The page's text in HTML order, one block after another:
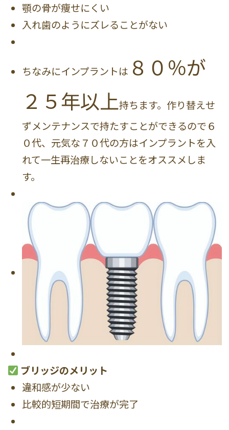
顎の骨が痩せにくい
入れ歯のようにズレることがない
ちなみにインプラントは ８０％が
２５年以上持ちます。作り替えせ
ずメンテナンスで持たすことができるので６
０代、元気な７０代の方はインプラントを入
れて一生再治療しないことをオススメしま
す。
ブリッジのメリット
違和感が少ない
比較的短期間で治療が完了